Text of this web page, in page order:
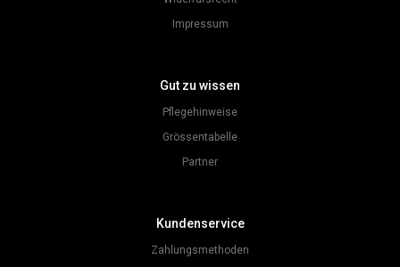
Impressum
Gut zu wissen
Pflegehinweise
Grössentabelle
Partner
Kundenservice
Zahlungsmethoden